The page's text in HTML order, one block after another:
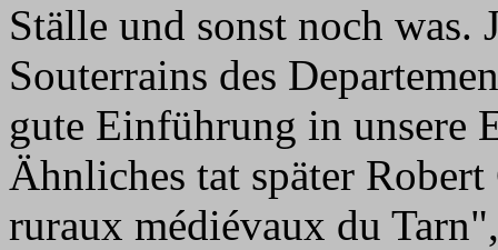
Ställe und sonst noch was.
Souterrains des
gute Einführung in unsere
Ähnliches tat später
ruraux médiévaux du